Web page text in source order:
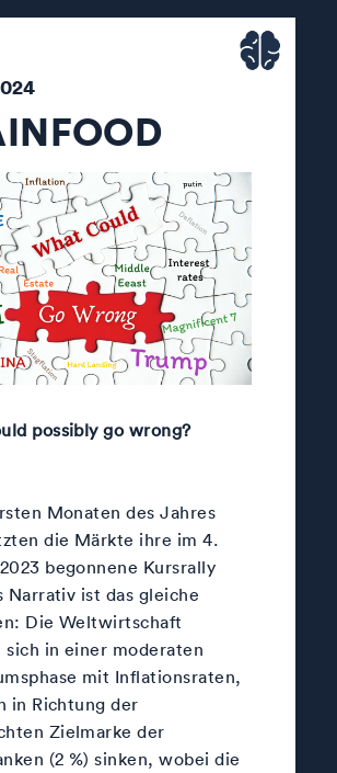
possibly go wrong?
Monaten des Jahres
die Märkte ihre im 4.
begonnene Kursrally
Narrativ ist das gleiche
Die Weltwirtschaft
sich in einer moderaten
mit Inflationsraten,
in Richtung der
Zielmarke der
(2 %) sinken, wobei die